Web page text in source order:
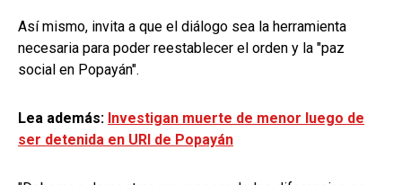
Así mismo, invita a que el diálogo sea la herramienta
necesaria para poder reestablecer el orden y la "paz
social en Popayán".
Lea además: Investigan muerte de menor luego de
ser detenida en URI de Popayán